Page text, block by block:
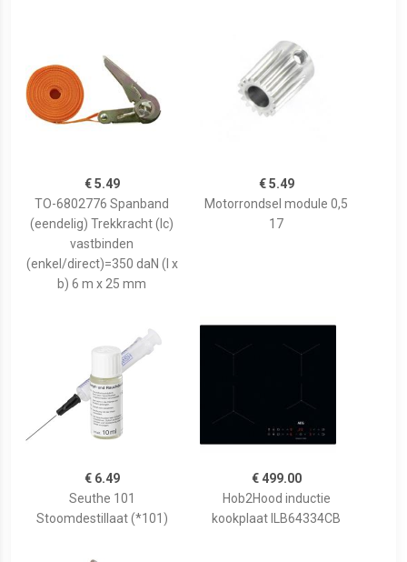
€ 5.49
TO-6802776 Spanband
(eendelig) Trekkracht (lc)
vastbinden
(enkel/direct)=350 daN (l x
b) 6 m x 25 mm
€ 5.49
Motorrondsel module 0,5
17
€ 6.49
Seuthe 101
Stoomdestillaat (*101)
€ 499.00
Hob2Hood inductie
kookplaat ILB64334CB